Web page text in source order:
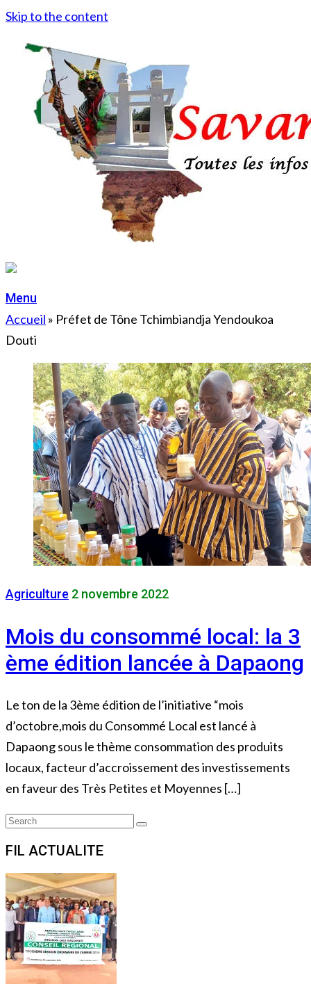
Skip to the content
Menu
Accueil » Préfet de Tône Tchimbiandja Yendoukoa
Douti
Agriculture 2 novembre 2022
Mois du consommé local: la 3
ème édition lancée à Dapaong
Le ton de la 3ème édition de l’initiative “mois
d’octobre,mois du Consommé Local est lancé à
Dapaong sous le thème consommation des produits
locaux, facteur d’accroissement des investissements
en faveur des Très Petites et Moyennes […]
Search
Search
FIL ACTUALITE